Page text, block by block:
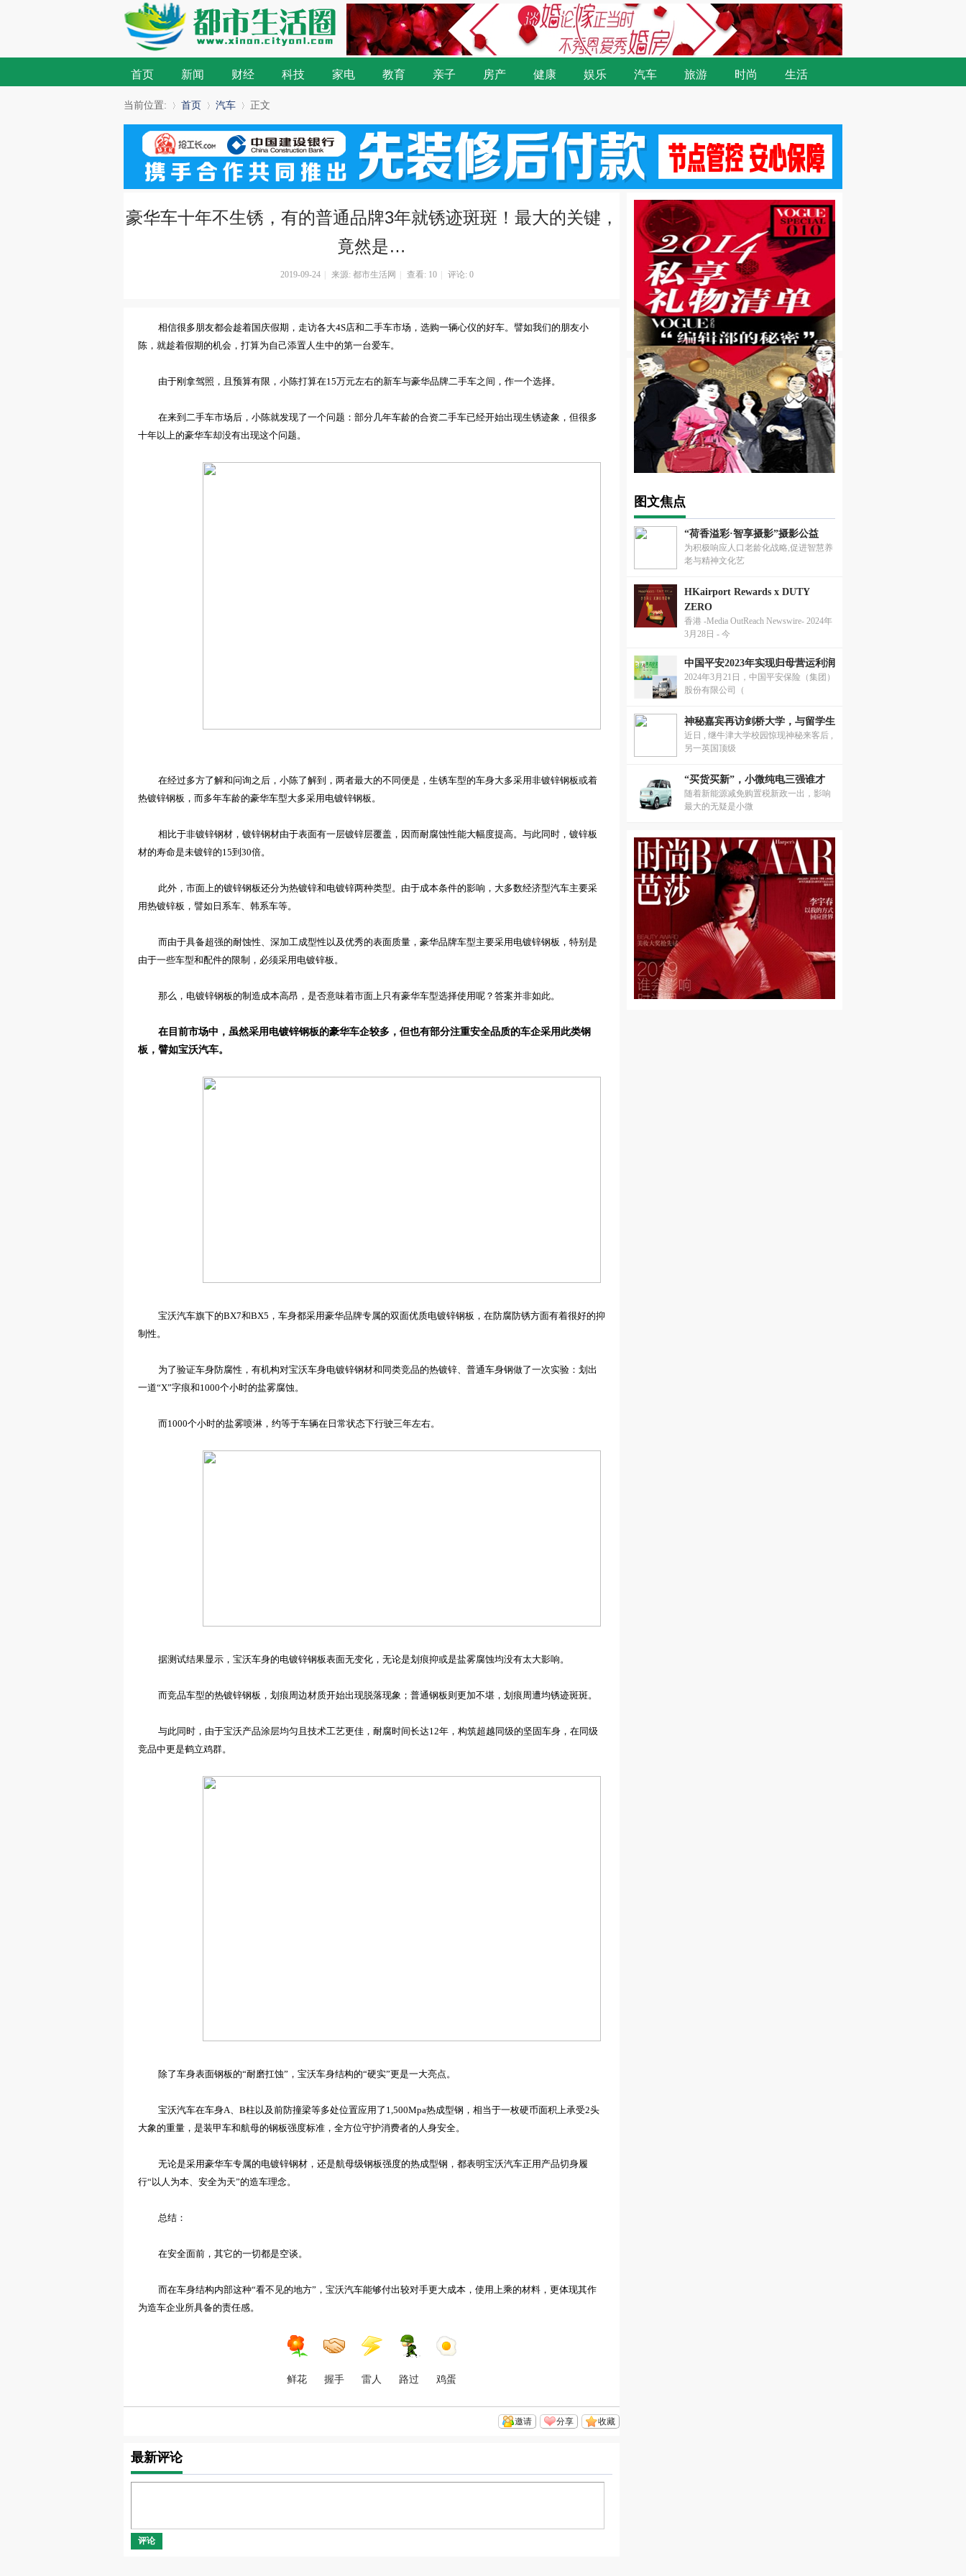
首页 新闻 财经 科技 家电 教育 亲子 房产 健康 娱乐 汽车 旅游 时尚 生活
当前位置: 首页
›
汽车
›
正文
豪华车十年不生锈，有的普通品牌3年就锈迹斑斑！最大的关键，
竟然是…
2019-09-24 来源: 都市生活网 查看: 10 评论: 0
相信很多朋友都会趁着国庆假期，走访各大4S店和二手车市场，选购一辆心仪的好车。 譬如我们的朋友小
陈 ， 就趁着假期的机会，打算为自己添置人生中的第一台爱车。
由于刚拿驾照，且预算有限， 小陈打算在15万元左右的新车与豪华品牌二手车之 间 ， 作一个选择。
在来到二手车市场后，小陈就发现了一个问题：部分几年车龄的合资二手车已经开始出现生锈迹象，但很多
十年以上的豪华车却没有出现这个问题。
在经过多方了解和问询之后，小陈了解到，两者最大的不同便是，生锈车型的车身大多采用非镀锌钢板或着
热镀锌钢板，而多年车龄的豪华车型大多采用电镀锌钢板。
相比于非镀锌钢材，镀锌钢材由于表面有一层镀锌层覆盖， 因而耐腐蚀性能大幅度提高。与此同时， 镀锌板
材的寿命是未镀锌的15到30倍。
此外，市面 上的镀锌钢板还分为热镀锌和电镀锌两种类型。 由于成本条件的影响，大多数经济型汽车主要采
用热镀锌板 ，譬如日系车、韩系车等。
而由于具备超强的耐蚀性、深加工成型性以及优秀的表面质量， 豪华品牌车型主要采用电镀锌钢板 ， 特别是
由于一些车型和配件的限制，必须采用电镀锌板。
那么， 电镀锌钢板的制造成本高昂，是否意味着市面上只有豪华车型选择使用呢？答案并非如此。
在目前市场中，虽然采用电镀锌钢板的豪华车企较多，但也有部分注重安全品质的车企采用此类钢
板，譬如宝沃汽车。
宝沃汽车旗下的BX7和BX5 ， 车身都采用豪华品牌专属的双面优质电镀锌钢板， 在防腐防锈方面有着很好的抑
制性。
为了验证车身防腐性，有机构对宝沃车身电镀锌钢材和同类竞品的热镀锌、普通车身钢做了一次实验：划出
一道“X”字痕和1 000个小时的盐雾腐蚀。
而1 000个小时的盐雾喷淋，约等于车辆在日常状态下行驶三年左右。
据测试结果显示，宝沃车身的电镀锌钢板表面无变化，无论是划痕抑或是盐雾腐蚀均没有太大影响。
而竞品车型的热镀锌钢板，划痕周边材质开始出现脱落现象；普通钢板则更加不堪，划痕周遭均锈迹斑斑。
与此同时，由于宝沃产品涂层均匀且 技术工艺更佳 ， 耐腐时间长达12年，构筑超越同级的坚固车身 ，在同级
竞品中更是鹤立鸡群。
除了车身表面钢板的“耐磨扛蚀” ， 宝沃车身结构的“硬实”更是一大亮点。
宝沃汽车在车身A 、B柱以及前防撞梁等多处位置应用了1,500Mpa热成型钢，相当于一枚硬币面积上承受2头
大象的重量，是装甲车和航母的钢板强度标准 ，全方位守护消费者的人身安全。
无论是采用豪华车专属的电镀锌钢材，还是航母级钢板强度的热成型钢，都表明宝沃汽车正用产品切身履
行“以人为本 、安全为天”的造车理念。
总结：
在安全面前，其它的一切都是空谈 。
而在车身结构内部这种“看不见的地方”，宝沃汽车能够付出较对手更大成本 ， 使用上乘的材料 ，更体现其作
为造车企业所具备的责任感。
鲜花 握手 雷人 路过 鸡蛋
收藏
分享
邀请
最新评论
评论
图文焦点
“荷香溢彩·智享摄影”摄影公益
为积极响应人口老龄化战略,促进智慧养
老与精神文化艺
HKairport Rewards x DUTY
ZERO
香港 -Media OutReach Newswire- 2024年
3月28日 - 今
中国平安2023年实现归母营运利润
2024年3月21日，中国平安保险（集团）
股份有限公司（
神秘嘉宾再访剑桥大学，与留学生
近日 , 继牛津大学校园惊现神秘来客后 ,
另一英国顶级
“买货买新”，小微纯电三强谁才
随着新能源减免购置税新政一出，影响
最大的无疑是小微